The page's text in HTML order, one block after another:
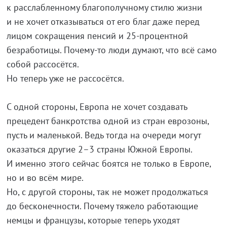
к расслабленному благополучному стилю жизни
и не хочет отказываться от его благ даже перед
лицом сокращения пенсий и 25-процентной
безработицы. Почему-то люди думают, что всё само
собой рассосётся.
Но теперь уже не рассосётся.
С одной стороны, Европа не хочет создавать
прецедент банкротства одной из стран еврозоны,
пусть и маленькой. Ведь тогда на очереди могут
оказаться другие 2–3 страны Южной Европы.
И именно этого сейчас боятся не только в Европе,
но и во всём мире.
Но, с другой стороны, так не может продолжаться
до бесконечности. Почему тяжело работающие
немцы и французы, которые теперь уходят